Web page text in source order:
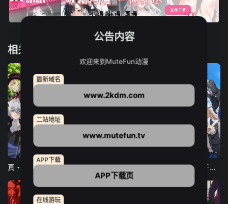
相关推荐
12集全
真・进化果 实不知不觉踏上胜利的人生
12集全
东京猫猫 NEW～♡
13集全
弹珠汽水瓶里的千岁同学
公告内容
欢迎来到MuteFun动漫
最新域名
www.2kdm.com
二站地址
www.mutefun.tv
APP下载
APP下载页
在线游玩